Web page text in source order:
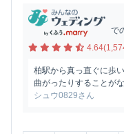
で
柏駅から真っ直ぐに歩
曲がったりすることが
シュウ0829さん